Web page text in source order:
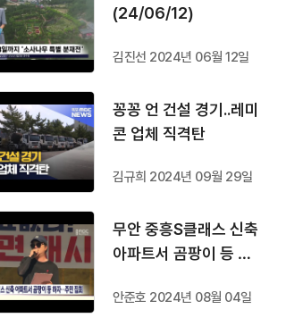
(24/06/12)
김진선 2024년 06월 12일
꽁꽁 언 건설 경기..레미
콘 업체 직격탄
김규희 2024년 09월 29일
무안 중흥S클래스 신축
아파트서 곰팡이 등 하
안준호 2024년 08월 04일